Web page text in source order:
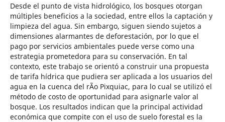
Desde el punto de vista hidrológico, los bosques otorgan
múltiples beneficios a la sociedad, entre ellos la captación y
limpieza del agua. Sin embargo, siguen siendo sujetos a
dimensiones alarmantes de deforestación, por lo que el
pago por servicios ambientales puede verse como una
estrategia prometedora para su conservación. En tal
contexto, este trabajo se orientó a construir una propuesta
de tarifa hídrica que pudiera ser aplicada a los usuarios del
agua en la cuenca del rÃ­o Pixquiac, para lo cual se utilizó el
método de costo de oportunidad para asignarle valor al
bosque. Los resultados indican que la principal actividad
económica que compite con el uso de suelo forestal es la